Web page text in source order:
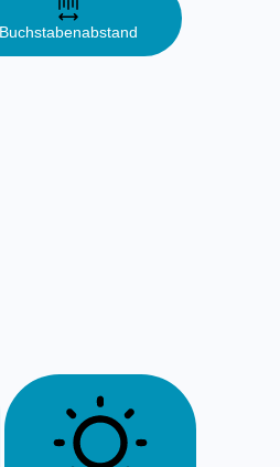
Buchstabenabstand